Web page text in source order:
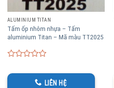
ALUMINIUM TITAN
Tấm ốp nhôm nhựa – Tấm
aluminium Titan – Mã màu TT2025
out
LIÊN HỆ